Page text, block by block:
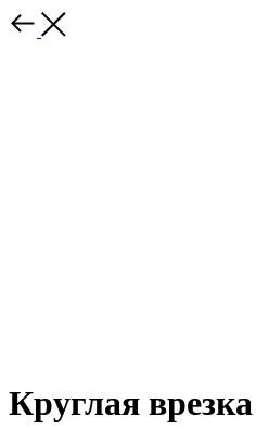
Круглая